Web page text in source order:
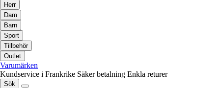
Herr
Dam
Barn
Sport
Tillbehör
Outlet
Varumärken
Kundservice i Frankrike Säker betalning Enkla returer
Sök